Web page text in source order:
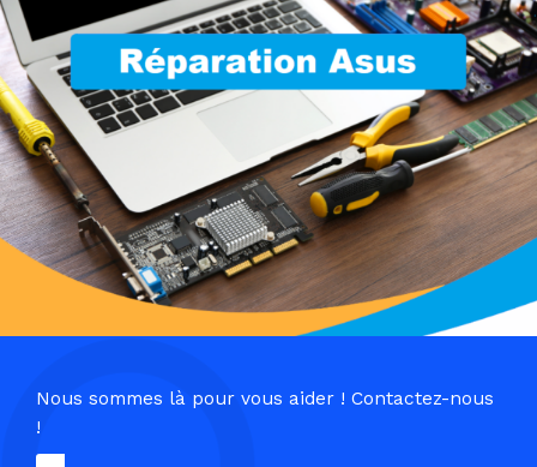
Nous sommes là pour vous aider ! Contactez-nous
!